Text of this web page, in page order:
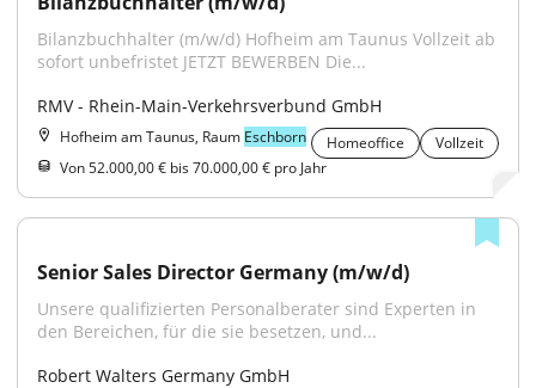
Bilanzbuchhalter (m/w/d) Hofheim am Taunus Vollzeit ab
sofort unbefristet JETZT BEWERBEN Die...
RMV - Rhein-Main-Verkehrsverbund GmbH
Hofheim am Taunus, Raum Eschborn Homeoffice
Vollzeit
Von 52.000,00 € bis 70.000,00 € pro Jahr
Senior Sales Director Germany (m/w/d)
Unsere qualifizierten Personalberater sind Experten in
den Bereichen, für die sie besetzen, und...
Robert Walters Germany GmbH